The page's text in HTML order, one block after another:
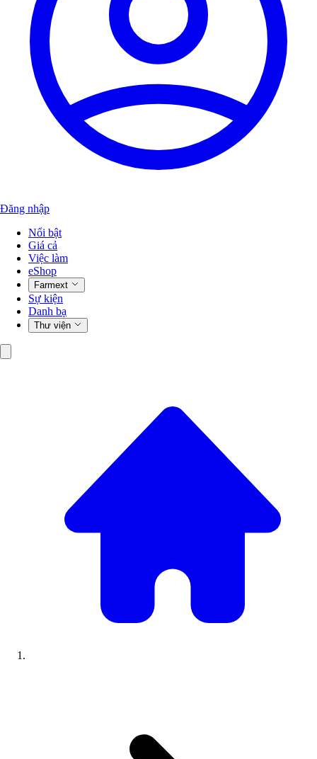
Đăng nhập
Nổi bật
Giá cả
Việc làm
eShop
Farmext
Sự kiện
Danh bạ
Thư viện